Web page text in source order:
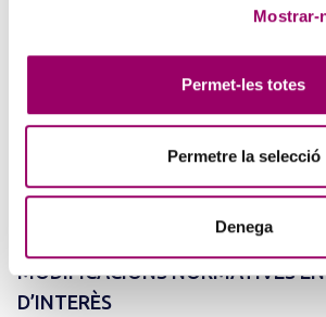
Mostrar-
Permet-les totes
Permetre la selecció
Denega
PUBLICADA LA LLEI 11/2026 AMB
MODIFICACIONS NORMATIVES
D’INTERÈS